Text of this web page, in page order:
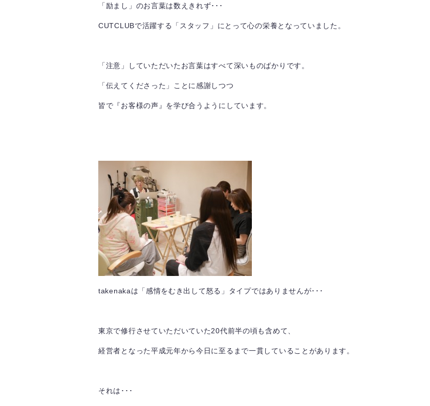
「励まし」のお言葉は数えきれず･･･
CUTCLUBで活躍する「スタッフ」にとって心の栄養となっていました。
「注意」していただいたお言葉はすべて深いものばかりです。
「伝えてくださった」ことに感謝しつつ
皆で『お客様の声』を学び合うようにしています。
takenakaは「感情をむき出して怒る」タイプではありませんが･･･
東京で修行させていただいていた20代前半の頃も含めて、
経営者となった平成元年から今日に至るまで一貫していることがあります。
それは･･･